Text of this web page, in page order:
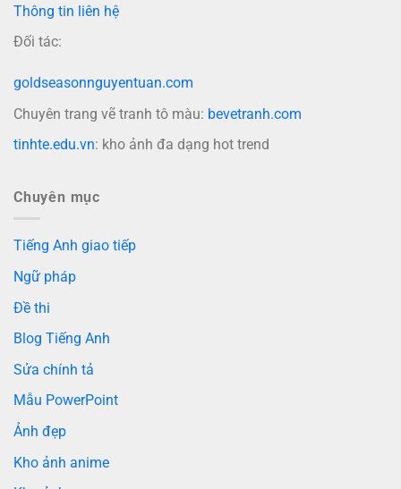
Thông tin liên hệ
Đối tác:
goldseasonnguyentuan.com
Chuyên trang vẽ tranh tô màu: bevetranh.com
tinhte.edu.vn: kho ảnh đa dạng hot trend
Chuyên mục
Tiếng Anh giao tiếp
Ngữ pháp
Đề thi
Blog Tiếng Anh
Sửa chính tả
Mẫu PowerPoint
Ảnh đẹp
Kho ảnh anime